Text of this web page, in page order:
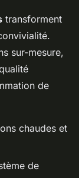
transforment
sur-mesure,
de
chaudes et
de